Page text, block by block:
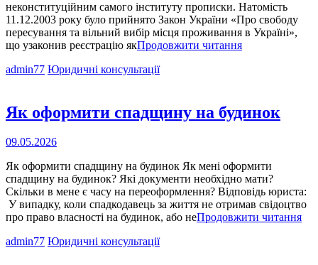
неконституційним самого інституту прописки. Натомість
11.12.2003 року було прийнято Закон України «Про свободу
пересування та вільний вибір місця проживання в Україні»,
що узаконив реєстрацію якПродовжити читанняЧим
admin77 Cat
Юридичні консультації
Як оформити спадщину на будинок
Опубліковано
09.05.2026
Як оформити спадщину на будинок Як мені оформити
спадщину на будинок? Які документи необхідно мати?
Скільки в мене є часу на переоформлення? Відповідь юриста:
У випадку, коли спадкодавець за життя не отримав свідоцтво
про право власності на будинок, або неПродовжити читанняЯк
admin77 Cat
Юридичні консультації